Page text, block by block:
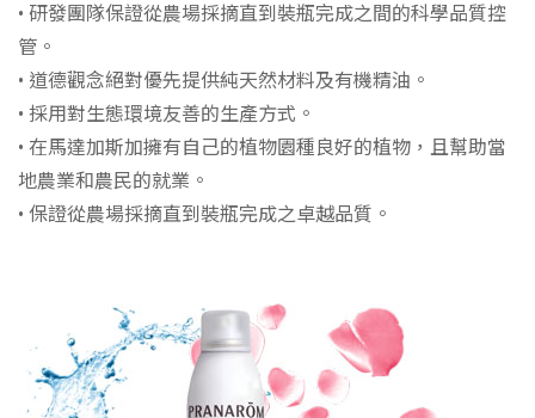
• 研發團隊保證從農場採摘直到裝瓶完成之間的科學品質控
管。
• 道德觀念絕對優先提供純天然材料及有機精油。
• 採用對生態環境友善的生產方式。
• 在馬達加斯加擁有自己的植物園種良好的植物，且幫助當
地農業和農民的就業。
• 保證從農場採摘直到裝瓶完成之卓越品質。